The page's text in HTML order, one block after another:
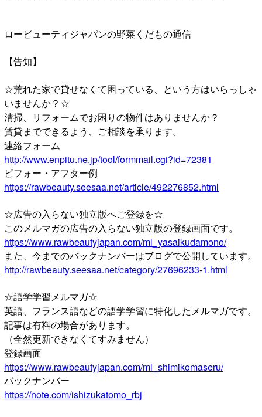
ロービューティジャパンの野菜くだもの通信
【告知】
☆荒れた家で貸せなくて困っている、という方はいらっしゃ
いませんか？☆
清掃、リフォームでお困りの物件はありませんか？
賃貸までできるよう、ご相談を承ります。
連絡フォーム
http://www.enpitu.ne.jp/tool/formmail.cgi?id=72381
ビフォー・アフター例
https://rawbeauty.seesaa.net/article/492276852.html
☆広告の入らない独立版へご登録を☆
このメルマガの広告の入らない独立版の登録画面です。
https://www.rawbeautyjapan.com/ml_yasaikudamono/
また、今までのバックナンバーはブログで公開しています。
http://rawbeauty.seesaa.net/category/27696233-1.html
☆語学学習メルマガ☆
英語、フランス語などの語学学習に特化したメルマガです。
記事は有料の場合があります。
（全然更新できなくてすみません）
登録画面
https://www.rawbeautyjapan.com/ml_shimikomaseru/
バックナンバー
https://note.com/ishizukatomo_rbj